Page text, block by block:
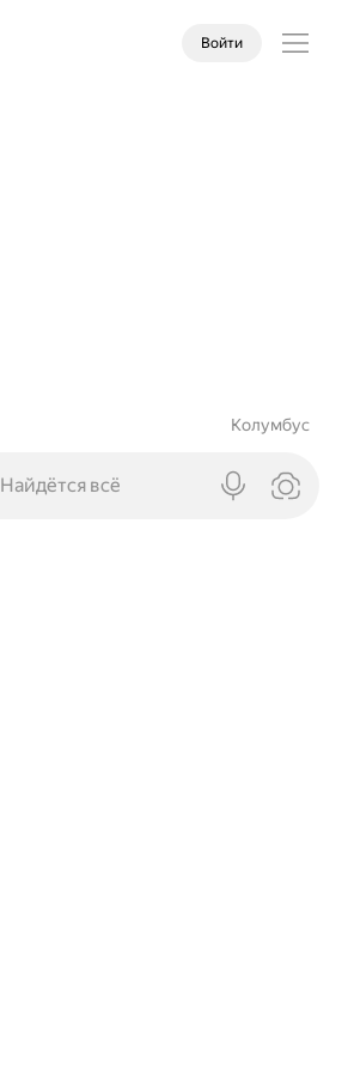
Войти
Колумбус
Найдётся всё